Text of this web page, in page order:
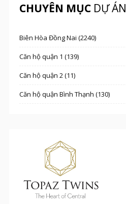
CHUYÊN MỤCDỰ ÁN
Biên Hòa Đồng Nai (2240)
Căn hộ quận 1 (139)
Căn hộ quận 2 (11)
Căn hộ quận Bình Thạnh (130)